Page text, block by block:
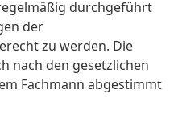
durchgeführt
der
zu werden. Die
nach den gesetzlichen
Fachmann abgestimmt